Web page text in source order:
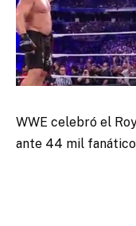
WWE celebró el
ante 44 mil